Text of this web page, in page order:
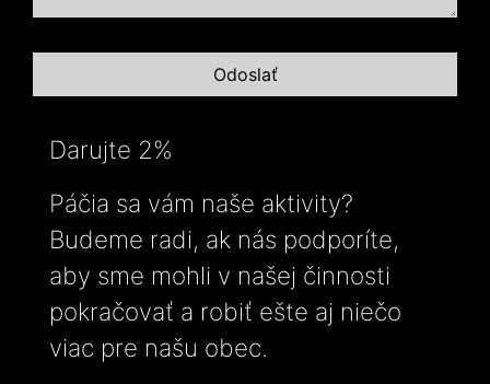
Darujte 2%
Páčia sa vám naše aktivity?
Budeme radi, ak nás podporíte,
aby sme mohli v našej činnosti
pokračovať a robiť ešte aj niečo
viac pre našu obec.